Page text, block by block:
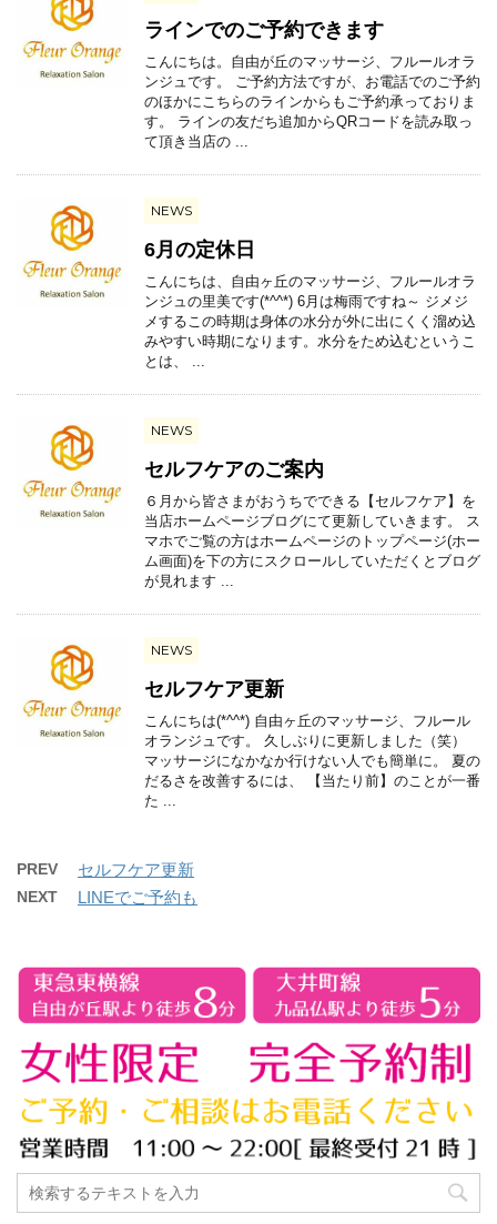
ラインでのご予約できます
こんにちは。自由が丘のマッサージ、フルールオラ
ンジュです。 ご予約方法ですが、お電話でのご予約
のほかにこちらのラインからもご予約承っておりま
す。 ラインの友だち追加からQRコードを読み取っ
て頂き当店の ...
NEWS
6月の定休日
こんにちは、自由ヶ丘のマッサージ、フルールオラ
ンジュの里美です(*^^*) 6月は梅雨ですね～ ジメジ
メするこの時期は身体の水分が外に出にくく溜め込
みやすい時期になります。水分をため込むというこ
とは、 ...
NEWS
セルフケアのご案内
６月から皆さまがおうちでできる【セルフケア】を
当店ホームページブログにて更新していきます。 ス
マホでご覧の方はホームページのトップページ(ホー
ム画面)を下の方にスクロールしていただくとブログ
が見れます ...
NEWS
セルフケア更新
こんにちは(*^^*) 自由ヶ丘のマッサージ、フルール
オランジュです。 久しぶりに更新しました（笑）
マッサージになかなか行けない人でも簡単に。 夏の
だるさを改善するには、 【当たり前】のことが一番
た ...
PREV セルフケア更新
NEXT LINEでご予約も